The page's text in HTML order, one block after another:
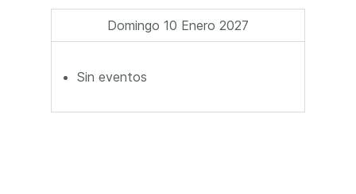
Domingo 10 Enero 2027
Sin eventos